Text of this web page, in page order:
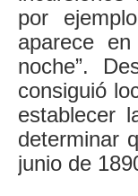
por
aparece
noche”.
consiguió
establecer
determinar
junio de